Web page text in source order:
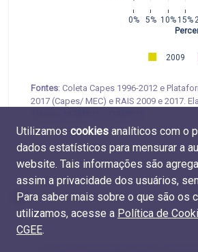
0% 5% 10% 15%
2009
Fontes: Coleta Capes 1996-2012 e
2017 (Capes/ MEC) e RAIS 2009 e 2017.
Utilizamos cookies analíticos com o
dados estatísticos para mensurar a
website. Tais informações são
assim a privacidade dos usuários,
Para saber mais sobre o que são os
utilizamos, acesse a Política de
CGEE.